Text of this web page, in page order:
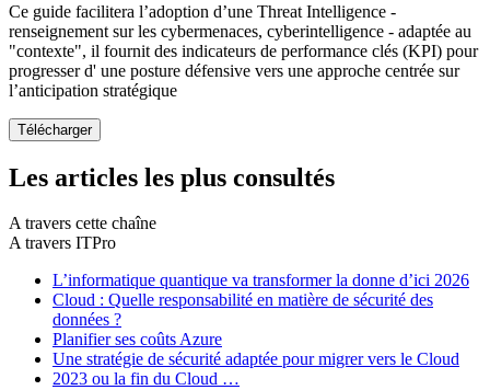
Ce guide facilitera l’adoption d’une Threat Intelligence -
renseignement sur les cybermenaces, cyberintelligence - adaptée au
"contexte", il fournit des indicateurs de performance clés (KPI) pour
progresser d' une posture défensive vers une approche centrée sur
l’anticipation stratégique
Les articles les plus consultés
A travers cette chaîne
A travers ITPro
L’informatique quantique va transformer la donne d’ici 2026
Cloud : Quelle responsabilité en matière de sécurité des
données ?
Planifier ses coûts Azure
Une stratégie de sécurité adaptée pour migrer vers le Cloud
2023 ou la fin du Cloud …